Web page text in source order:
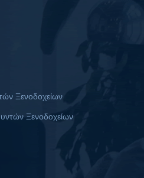
Ξενοδοχείων
Ξενοδοχείων